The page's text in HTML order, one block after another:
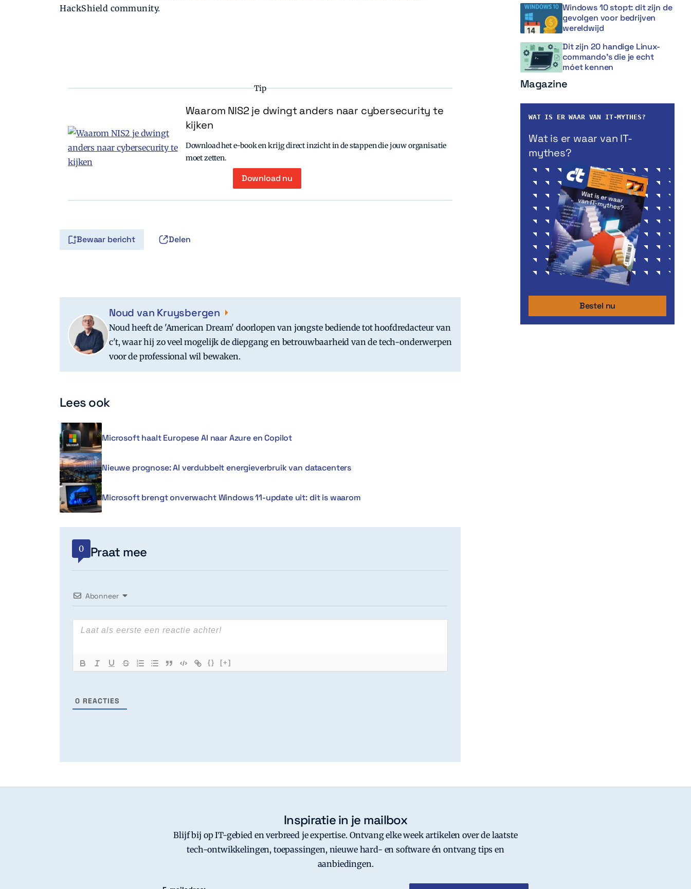
HackShield community.
Tip
Waarom NIS2 je dwingt anders naar cybersecurity te
kijken
Download het e-book en krijg direct inzicht in de stappen die jouw organisatie
moet zetten.
Download nu
Bewaar bericht Delen
Noud van Kruysbergen
Noud heeft de 'American Dream' doorlopen van jongste bediende tot hoofdredacteur van
c't, waar hij zo veel mogelijk de diepgang en betrouwbaarheid van de tech-onderwerpen
voor de professional wil bewaken.
Lees ook
Microsoft haalt Europese AI naar Azure en Copilot
Nieuwe prognose: AI verdubbelt energieverbruik van datacenters
Microsoft brengt onverwacht Windows 11-update uit: dit is waarom
0 Praat mee
Abonneer
{} [+]
0 REACTIES
Windows 10 stopt: dit zijn de
gevolgen voor bedrijven
wereldwijd
Dit zijn 20 handige Linux-
commando’s die je echt
móet kennen
Magazine
WAT IS ER WAAR VAN IT-MYTHES?
Wat is er waar van IT-
mythes?
Bestel nu
Inspiratie in je mailbox
Blijf bij op IT-gebied en verbreed je expertise. Ontvang elke week artikelen over de laatste
tech-ontwikkelingen, toepassingen, nieuwe hard- en software én ontvang tips en
aanbiedingen.